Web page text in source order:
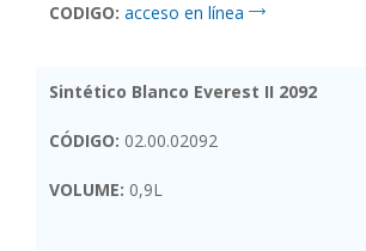
CODIGO: acceso en línea
Sintético Blanco Everest II 2092
CÓDIGO: 02.00.02092
VOLUME: 0,9L